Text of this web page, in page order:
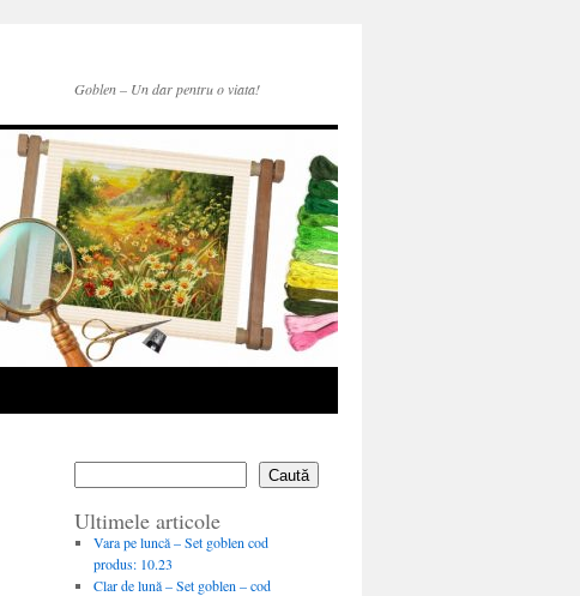
Goblen – Un dar pentru o viata!
Caută
Ultimele articole
Vara pe luncă – Set goblen cod
produs: 10.23
Clar de lună – Set goblen – cod